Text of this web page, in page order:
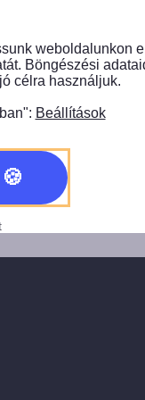
weboldalunkon
Böngészési
célra használjuk.
Beállítások